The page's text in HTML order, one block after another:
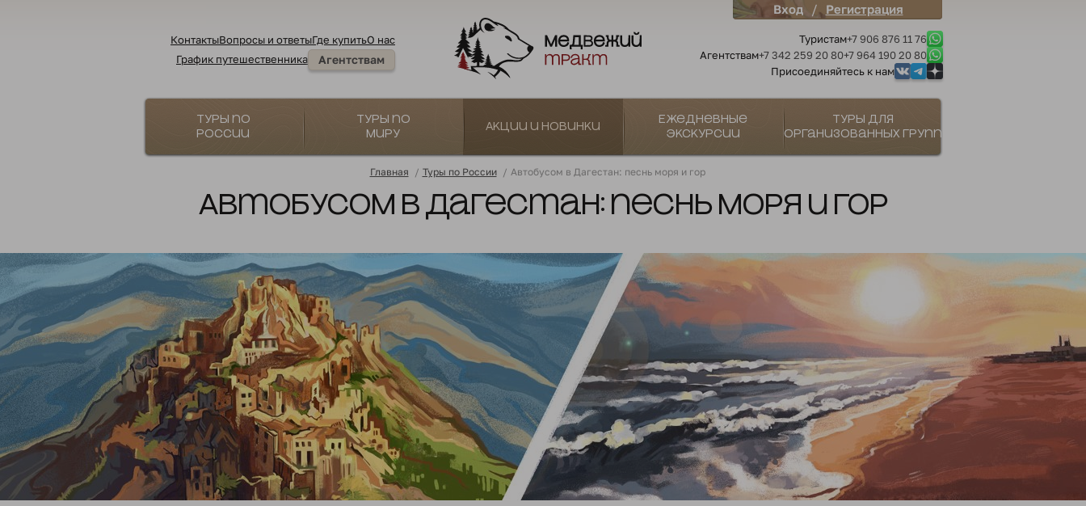
Вход / Регистрация
КонтактыВопросы и ответыГде купитьО нас
График путешественника
Агентствам
Туристам+7 906 876 11 76
Агентствам+7 342 259 20 80+7 964 190 20 80
Присоединяйтесь к нам
Туры по
России
Туры по
миру
Акции и новинки
Ежедневные
экскурсии
Туры для
организованных групп
Главная / Туры по России / Автобусом в Дагестан: песнь моря и гор
Автобусом в Дагестан: песнь моря и гор